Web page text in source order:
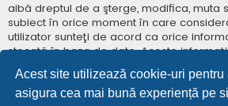
Acest site utilizează cookie-uri pentru
asigura cea mai bună experiență pe
aibă dreptul de a şterge, modifica, muta
subiect în orice moment în care
utilizator sunteţi de acord ca orice
stocată în baza de date. Aceste
niciunei terţe părţi fără consimţământul
„Forum - InfoPescar.Tv” sau phpBB nu
responsabili pentru vreo încercare de